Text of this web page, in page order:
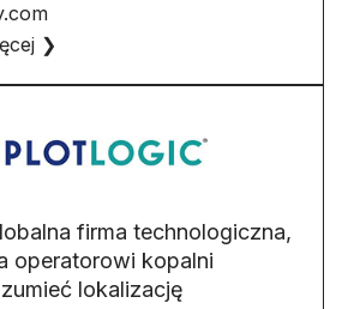
❯
firma technologiczna,
operatorowi kopalni
lokalizację